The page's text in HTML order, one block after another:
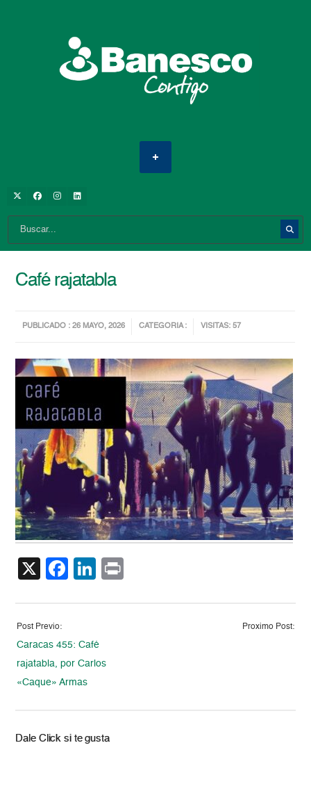
Café rajatabla
PUBLICADO : 26 MAYO, 2026 CATEGORIA : VISITAS: 57
X Facebook
LinkedIn
Post Previo:
Caracas 455: Café
rajatabla, por Carlos
«Caque» Armas
Proximo Post:
Dale Click si te gusta